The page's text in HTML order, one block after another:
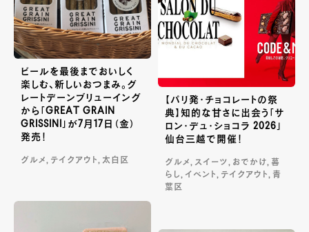
ビールを最後までおいしく
楽しむ、新しいおつまみ。グ
レートデーンブリューイング
から「GREAT GRAIN
GRISSINI」が7月17日（金）
発売！
グルメ, テイクアウト, 太白区
【パリ発・チョコレートの祭
典】知的な甘さに出会う「サ
ロン・デュ・ショコラ 2026」
仙台三越で開催！
グルメ, スイーツ, おでかけ, 暮
らし, イベント, テイクアウト, 青
葉区